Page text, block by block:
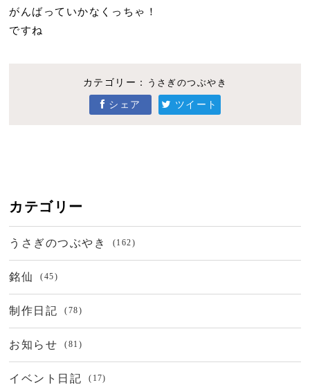
がんばっていかなくっちゃ！
ですね
カテゴリー： うさぎのつぶやき
シェア ツイート
カテゴリー
うさぎのつぶやき (162)
銘仙 (45)
制作日記 (78)
お知らせ (81)
イベント日記 (17)